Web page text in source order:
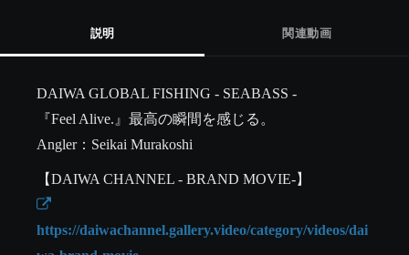
説明 関連動画
DAIWA GLOBAL FISHING - SEABASS -
『Feel Alive.』最高の瞬間を感じる。
Angler：Seikai Murakoshi
https://daiwachannel.gallery.video/category/videos/dai